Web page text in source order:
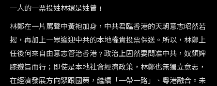
一人的一票投姓林還是姓曾﹗
林鄭在一片罵聲中黃袍加身，中共君臨香港的天朝意志昭然若
揭，再加上一眾逄迎中共的本地權貴投票保送。所以，林鄭上
任後何來自由意志管治香港﹖政治上固然要問准中共，奴顏婢
膝遵旨而行；即使是本地社會經濟政策，林鄭也無獨立意志，
在經濟發展方向緊跟國策，繼續「一帶一路」、粵港融合。未